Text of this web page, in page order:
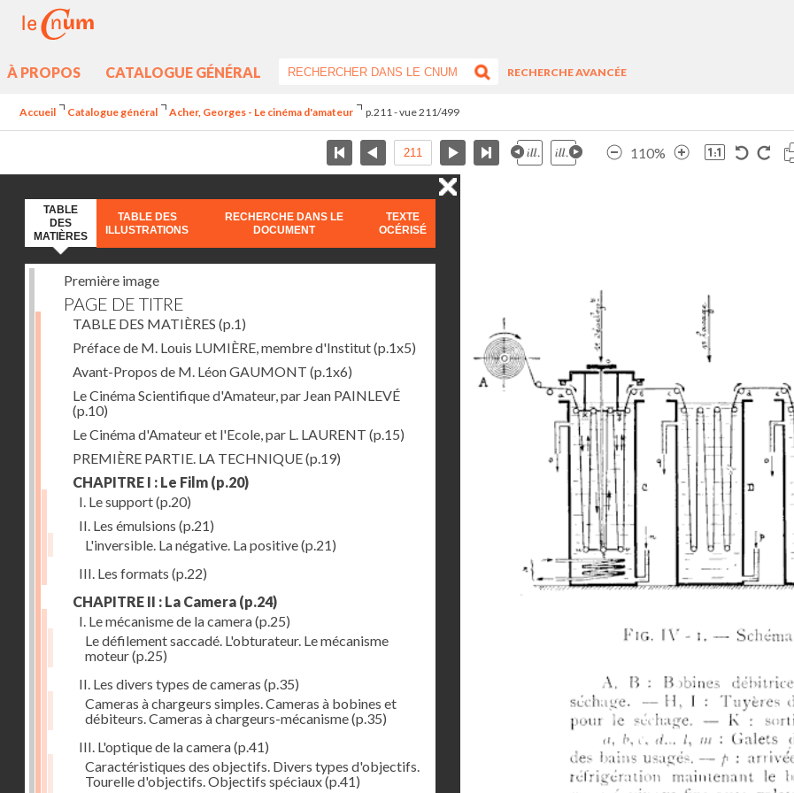
À PROPOS CATALOGUE GÉNÉRAL
RECHERCHE AVANCÉE
Accueil Catalogue général Acher, Georges - Le cinéma d'amateur p.211 - vue 211/499
110%
TABLE
DES
MATIÈRES
TABLE DES
ILLUSTRATIONS
RECHERCHE DANS LE
DOCUMENT
TEXTE
OCÉRISÉ
Première image
PAGE DE TITRE
TABLE DES MATIÈRES (p.1)
Préface de M. Louis LUMIÈRE, membre d'Institut(p.1x5)
Avant-Propos de M. Léon GAUMONT (p.1x6)
Le Cinéma Scientifique d'Amateur, par Jean PAINLEVÉ
(p.10)
Le Cinéma d'Amateur et l'Ecole, par L. LAURENT (p.15)
PREMIÈRE PARTIE. LA TECHNIQUE(p.19)
CHAPITRE I : Le Film (p.20)
I. Le support(p.20)
II. Les émulsions (p.21)
L'inversible. La négative. La positive(p.21)
III. Les formats (p.22)
CHAPITRE II : La Camera (p.24)
I. Le mécanisme de la camera(p.25)
Le défilement saccadé. L'obturateur. Le mécanisme
moteur(p.25)
II. Les divers types de cameras (p.35)
Cameras à chargeurs simples. Cameras à bobines et
débiteurs. Cameras à chargeurs-mécanisme(p.35)
III. L'optique de la camera(p.41)
Caractéristiques des objectifs. Divers types d'objectifs.
Tourelle d'objectifs. Objectifs spéciaux(p.41)